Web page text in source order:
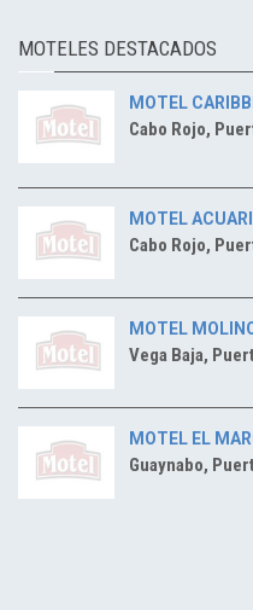
MOTELES DESTACADOS
MOTEL
Cabo Rojo,
MOTEL
Cabo Rojo,
MOTEL
Vega Baja,
MOTEL EL
Guaynabo,